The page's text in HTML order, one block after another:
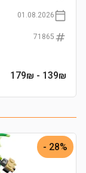
01.08.2026
71865
139₪
- 179₪
28% -